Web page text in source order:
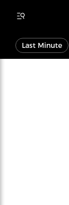
Last Minute